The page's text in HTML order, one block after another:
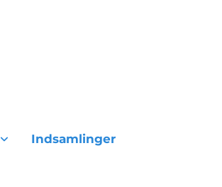
Indsamlinger